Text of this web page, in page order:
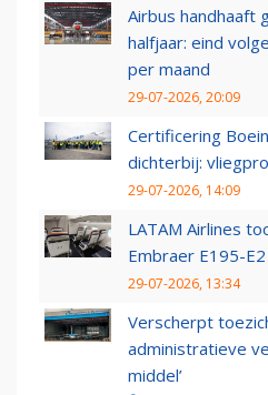
Airbus handhaaft
halfjaar: eind
per maand
29-07-2026, 20:09
Certificering
dichterbij:
29-07-2026, 14:09
LATAM Airlines
Embraer E195-E2
29-07-2026, 13:34
Verscherpt
administratieve
middel’